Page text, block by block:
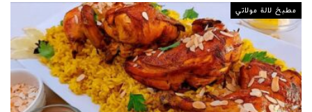
مطبخ لالة مولاتي